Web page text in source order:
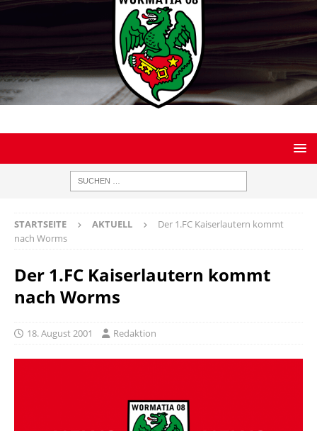
STARTSEITE AKTUELL
Der 1.FC Kaiserlautern kommt
nach Worms
Der 1.FC Kaiserlautern kommt
nach Worms
18. August 2001 Redaktion